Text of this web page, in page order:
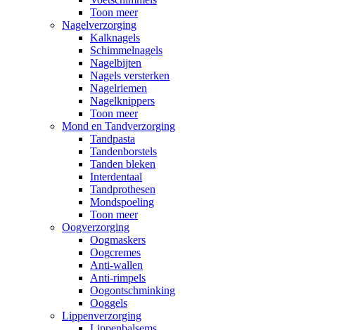
Toon meer
Nagelverzorging
Kalknagels
Schimmelnagels
Nagelbijten
Nagels versterken
Nagelriemen
Nagelknippers
Toon meer
Mond en Tandverzorging
Tandpasta
Tandenborstels
Tanden bleken
Interdentaal
Tandprothesen
Mondspoeling
Toon meer
Oogverzorging
Oogmaskers
Oogcremes
Anti-wallen
Anti-rimpels
Oogontschminking
Ooggels
Lippenverzorging